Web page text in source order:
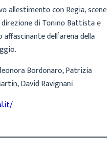
allestimento con Regia, scene
di Tonino Battista e
dell’arena della
Bordonaro, Patrizia
David Ravignani